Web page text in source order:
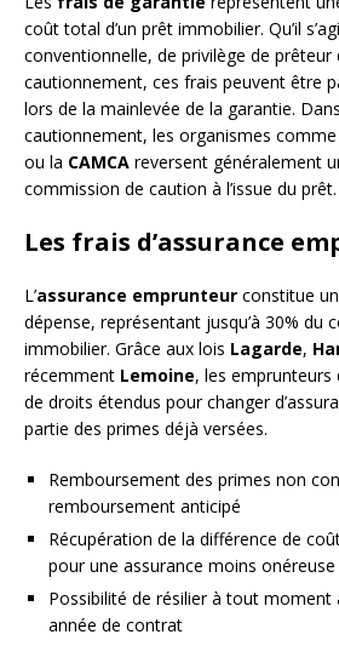
coût total d’un prêt immobilier. Qu’il
conventionnelle, de privilège de prêteur
cautionnement, ces frais peuvent être
lors de la mainlevée de la garantie.
cautionnement, les organismes comme
ou la CAMCA reversent généralement
commission de caution à l’issue du prêt.
Les frais d’assurance
L’assurance emprunteur constitue
dépense, représentant jusqu’à 30% du
immobilier. Grâce aux lois Lagarde,
récemment Lemoine, les
de droits étendus pour changer
partie des primes déjà versées.
Remboursement des primes non
remboursement anticipé
Récupération de la différence de
pour une assurance moins onéreuse
Possibilité de résilier à tout moment
année de contrat